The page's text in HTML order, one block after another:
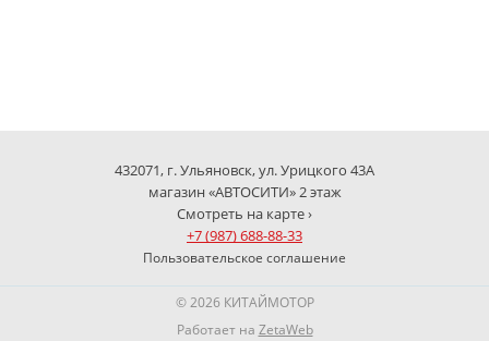
432071, г. Ульяновск, ул. Урицкого 43А
магазин «АВТОСИТИ» 2 этаж
Смотреть на карте ›
+7 (987) 688-88-33
Пользовательское соглашение
© 2026 КИТАЙМОТОР
Работает на ZetaWeb